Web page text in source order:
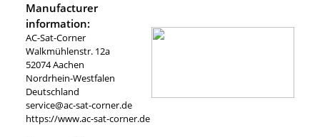
Manufacturer
information:
AC-Sat-Corner
Walkmühlenstr. 12a
52074 Aachen
Nordrhein-Westfalen
Deutschland
service@ac-sat-corner.de
https://www.ac-sat-corner.de